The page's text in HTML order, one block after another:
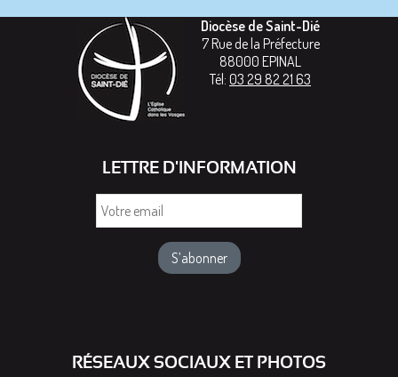
Diocèse de Saint-Dié
7 Rue de la Préfecture
88000 EPINAL
Tél: 03 29 82 21 63
LETTRE D'INFORMATION
RÉSEAUX SOCIAUX ET PHOTOS